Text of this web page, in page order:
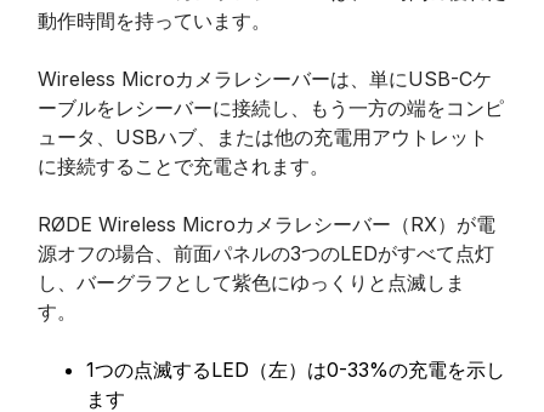
動作時間を持っています。
Wireless Microカメラレシーバーは、 単にUSB-Cケ
ーブルをレシーバーに接続し、もう一方の端をコンピ
ュータ、USBハブ、または他の充電用アウトレット
に接続することで充電されます。
RØDE Wireless Microカメラレシーバー（RX）が電
源オフの場合、前面パネルの3つのLEDがすべて点灯
し、バーグラフとして紫色にゆっくりと点滅しま
す。
1つの点滅するLED（左）は0-33%の充電を示し
ます